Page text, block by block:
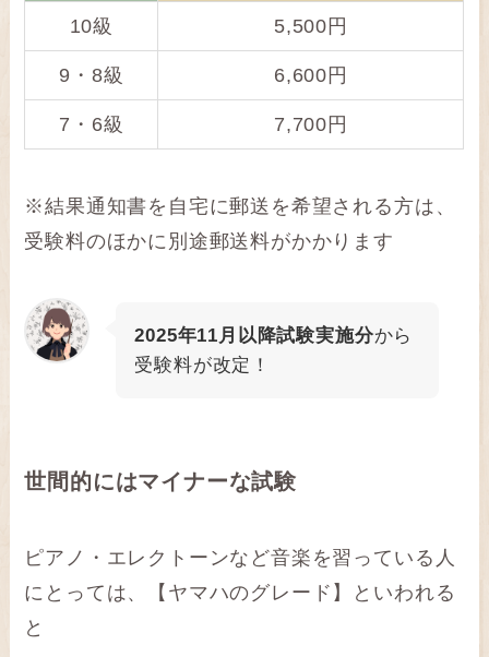
10級 5,500円
9・8級 6,600円
7・6級 7,700円
※結果通知書を自宅に郵送を希望される方は、
受験料のほかに別途郵送料がかかります
2025年11月以降試験実施分から
受験料が改定！
世間的にはマイナーな試験
ピアノ・エレクトーンなど音楽を習っている人
にとっては、【ヤマハのグレード】といわれる
と